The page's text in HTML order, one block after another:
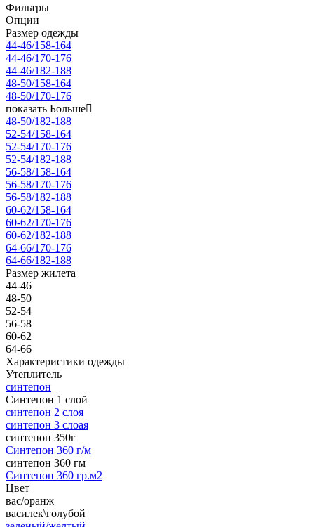
Фильтры
Опции
Размер одежды
44-46/158-164
44-46/170-176
44-46/182-188
48-50/158-164
48-50/170-176
показать Больше
48-50/182-188
52-54/158-164
52-54/170-176
52-54/182-188
56-58/158-164
56-58/170-176
56-58/182-188
60-62/158-164
60-62/170-176
60-62/182-188
64-66/170-176
64-66/182-188
Размер жилета
44-46
48-50
52-54
56-58
60-62
64-66
Характеристики одежды
Утеплитель
синтепон
Синтепон 1 слой
синтепон 2 слоя
синтепон 3 слоая
синтепон 350г
Синтепон 360 г/м
синтепон 360 гм
Синтепон 360 гр.м2
Цвет
вас/оранж
василек\голубой